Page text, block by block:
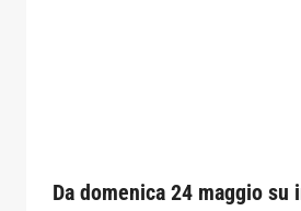
Da domenica 24 maggio su